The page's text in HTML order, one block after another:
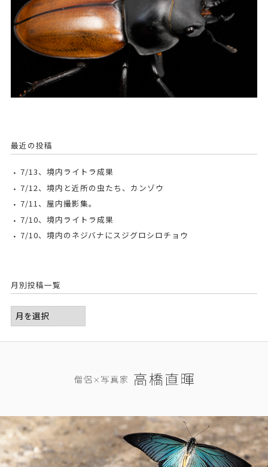
最近の投稿
7/13、境内ライトラ成果
7/12、境内と近所の虫たち、カンゾウ
7/11、屋内撮影集。
7/10、境内ライトラ成果
7/10、境内のネジバナにスジグロシロチョウ
月別投稿一覧